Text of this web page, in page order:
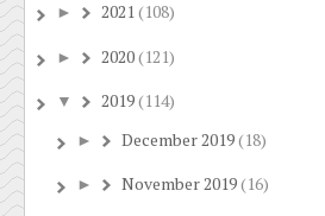
► 2021(108)
► 2020(121)
▼ 2019(114)
► December 2019(18)
► November 2019(16)